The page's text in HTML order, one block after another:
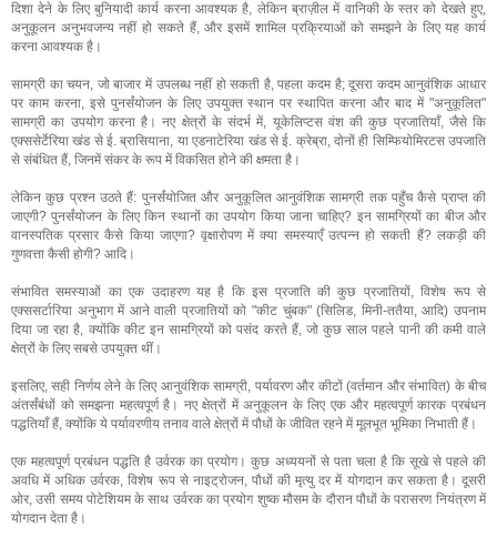
दिशा देने के लिए बुनियादी कार्य करना आवश्यक है, लेकिन ब्राज़ील में वानिकी के स्तर को देखते हुए,
अनुकूलन अनुभवजन्य नहीं हो सकते हैं, और इसमें शामिल प्रक्रियाओं को समझने के लिए यह कार्य
करना आवश्यक है।
सामग्री का चयन, जो बाजार में उपलब्ध नहीं हो सकती है, पहला कदम है; दूसरा कदम आनुवंशिक आधार
पर काम करना, इसे पुनर्संयोजन के लिए उपयुक्त स्थान पर स्थापित करना और बाद में "अनुकूलित"
सामग्री का उपयोग करना है। नए क्षेत्रों के संदर्भ में, यूकेलिप्टस वंश की कुछ प्रजातियाँ, जैसे कि
एक्ससेर्टेरिया खंड से ई. ब्रासियाना, या एडनाटेरिया खंड से ई. क्रेब्रा, दोनों ही सिम्फियोमिरटस उपजाति
से संबंधित हैं, जिनमें संकर के रूप में विकसित होने की क्षमता है।
लेकिन कुछ प्रश्न उठते हैं: पुनर्संयोजित और अनुकूलित आनुवंशिक सामग्री तक पहुँच कैसे प्राप्त की
जाएगी? पुनर्संयोजन के लिए किन स्थानों का उपयोग किया जाना चाहिए? इन सामग्रियों का बीज और
वानस्पतिक प्रसार कैसे किया जाएगा? वृक्षारोपण में क्या समस्याएँ उत्पन्न हो सकती हैं? लकड़ी की
गुणवत्ता कैसी होगी? आदि।
संभावित समस्याओं का एक उदाहरण यह है कि इस प्रजाति की कुछ प्रजातियों, विशेष रूप से
एक्ससर्टारिया अनुभाग में आने वाली प्रजातियों को "कीट चुंबक" (सिलिड, मिनी-ततैया, आदि) उपनाम
दिया जा रहा है, क्योंकि कीट इन सामग्रियों को पसंद करते हैं, जो कुछ साल पहले पानी की कमी वाले
क्षेत्रों के लिए सबसे उपयुक्त थीं।
इसलिए, सही निर्णय लेने के लिए आनुवंशिक सामग्री, पर्यावरण और कीटों (वर्तमान और संभावित) के बीच
अंतर्संबंधों को समझना महत्वपूर्ण है। नए क्षेत्रों में अनुकूलन के लिए एक और महत्वपूर्ण कारक प्रबंधन
पद्धतियाँ हैं, क्योंकि ये पर्यावरणीय तनाव वाले क्षेत्रों में पौधों के जीवित रहने में मूलभूत भूमिका निभाती हैं।
एक महत्वपूर्ण प्रबंधन पद्धति है उर्वरक का प्रयोग। कुछ अध्ययनों से पता चला है कि सूखे से पहले की
अवधि में अधिक उर्वरक, विशेष रूप से नाइट्रोजन, पौधों की मृत्यु दर में योगदान कर सकता है। दूसरी
ओर, उसी समय पोटेशियम के साथ उर्वरक का प्रयोग शुष्क मौसम के दौरान पौधों के परासरण नियंत्रण में
योगदान देता है।